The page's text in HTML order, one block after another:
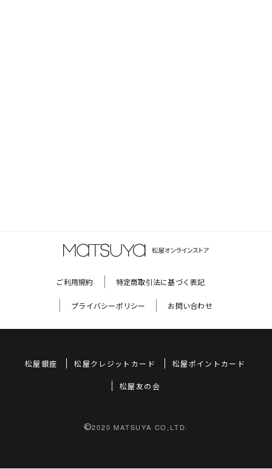
ご利用規約 特定商取引法に基づく表記
プライバシーポリシー お問い合わせ
松屋銀座 松屋クレジットカード 松屋ポイントカード
松屋友の会
©2020 MATSUYA CO,LTD.